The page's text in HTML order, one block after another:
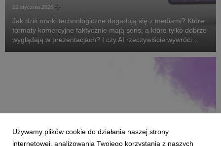
22 stycznia 2026
Jak dziś marki technologiczne dogadują się z mediami? Które
formaty komercyjne faktycznie mają sens, a które tylko dobrze
wyglądają w prezentacjach? I czy AI rzeczywiście wywróci
Używamy plików cookie do działania naszej strony
internetowej, analizowania Twojego korzystania z naszych